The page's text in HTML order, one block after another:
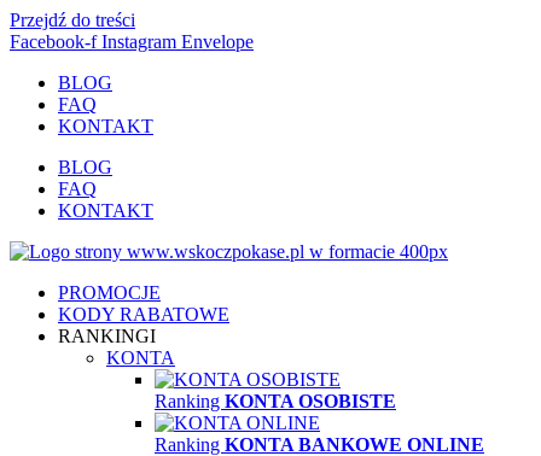
Przejdź do treści
Facebook-f Instagram Envelope
BLOG
FAQ
KONTAKT
BLOG
FAQ
KONTAKT
PROMOCJE
KODY RABATOWE
RANKINGI
KONTA
Ranking KONTA OSOBISTE
Ranking KONTA BANKOWE ONLINE